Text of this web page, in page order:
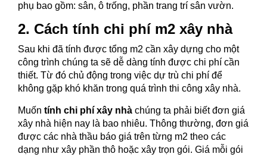
phụ bao gồm: sân, ô trống, phần trang trí sân vườn.
2. Cách tính chi phí m2 xây nhà
Sau khi đã tính được tổng m2 cần xây dựng cho một
công trình chúng ta sẽ dễ dàng tính được chi phí cần
thiết. Từ đó chủ động trong việc dự trù chi phí để
không gặp khó khăn trong quá trình thi công xây nhà.
Muốn tính chi phí xây nhà chúng ta phải biết đơn giá
xây nhà hiện nay là bao nhiêu. Thông thường, đơn giá
được các nhà thầu báo giá trên từng m2 theo các
dạng như xây phần thô hoặc xây trọn gói. Giá mỗi gói